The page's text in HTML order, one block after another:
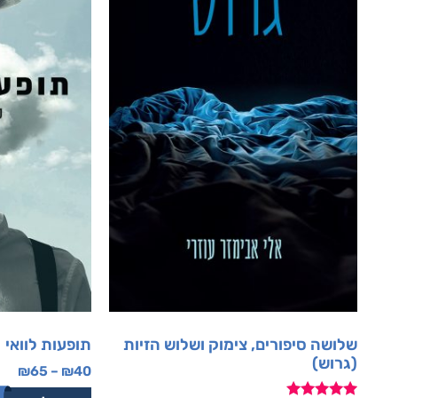
שלושה סיפורים, צימוק ושלוש הזיות
(גרוש)
תופעות לוואי
₪40
–
₪65